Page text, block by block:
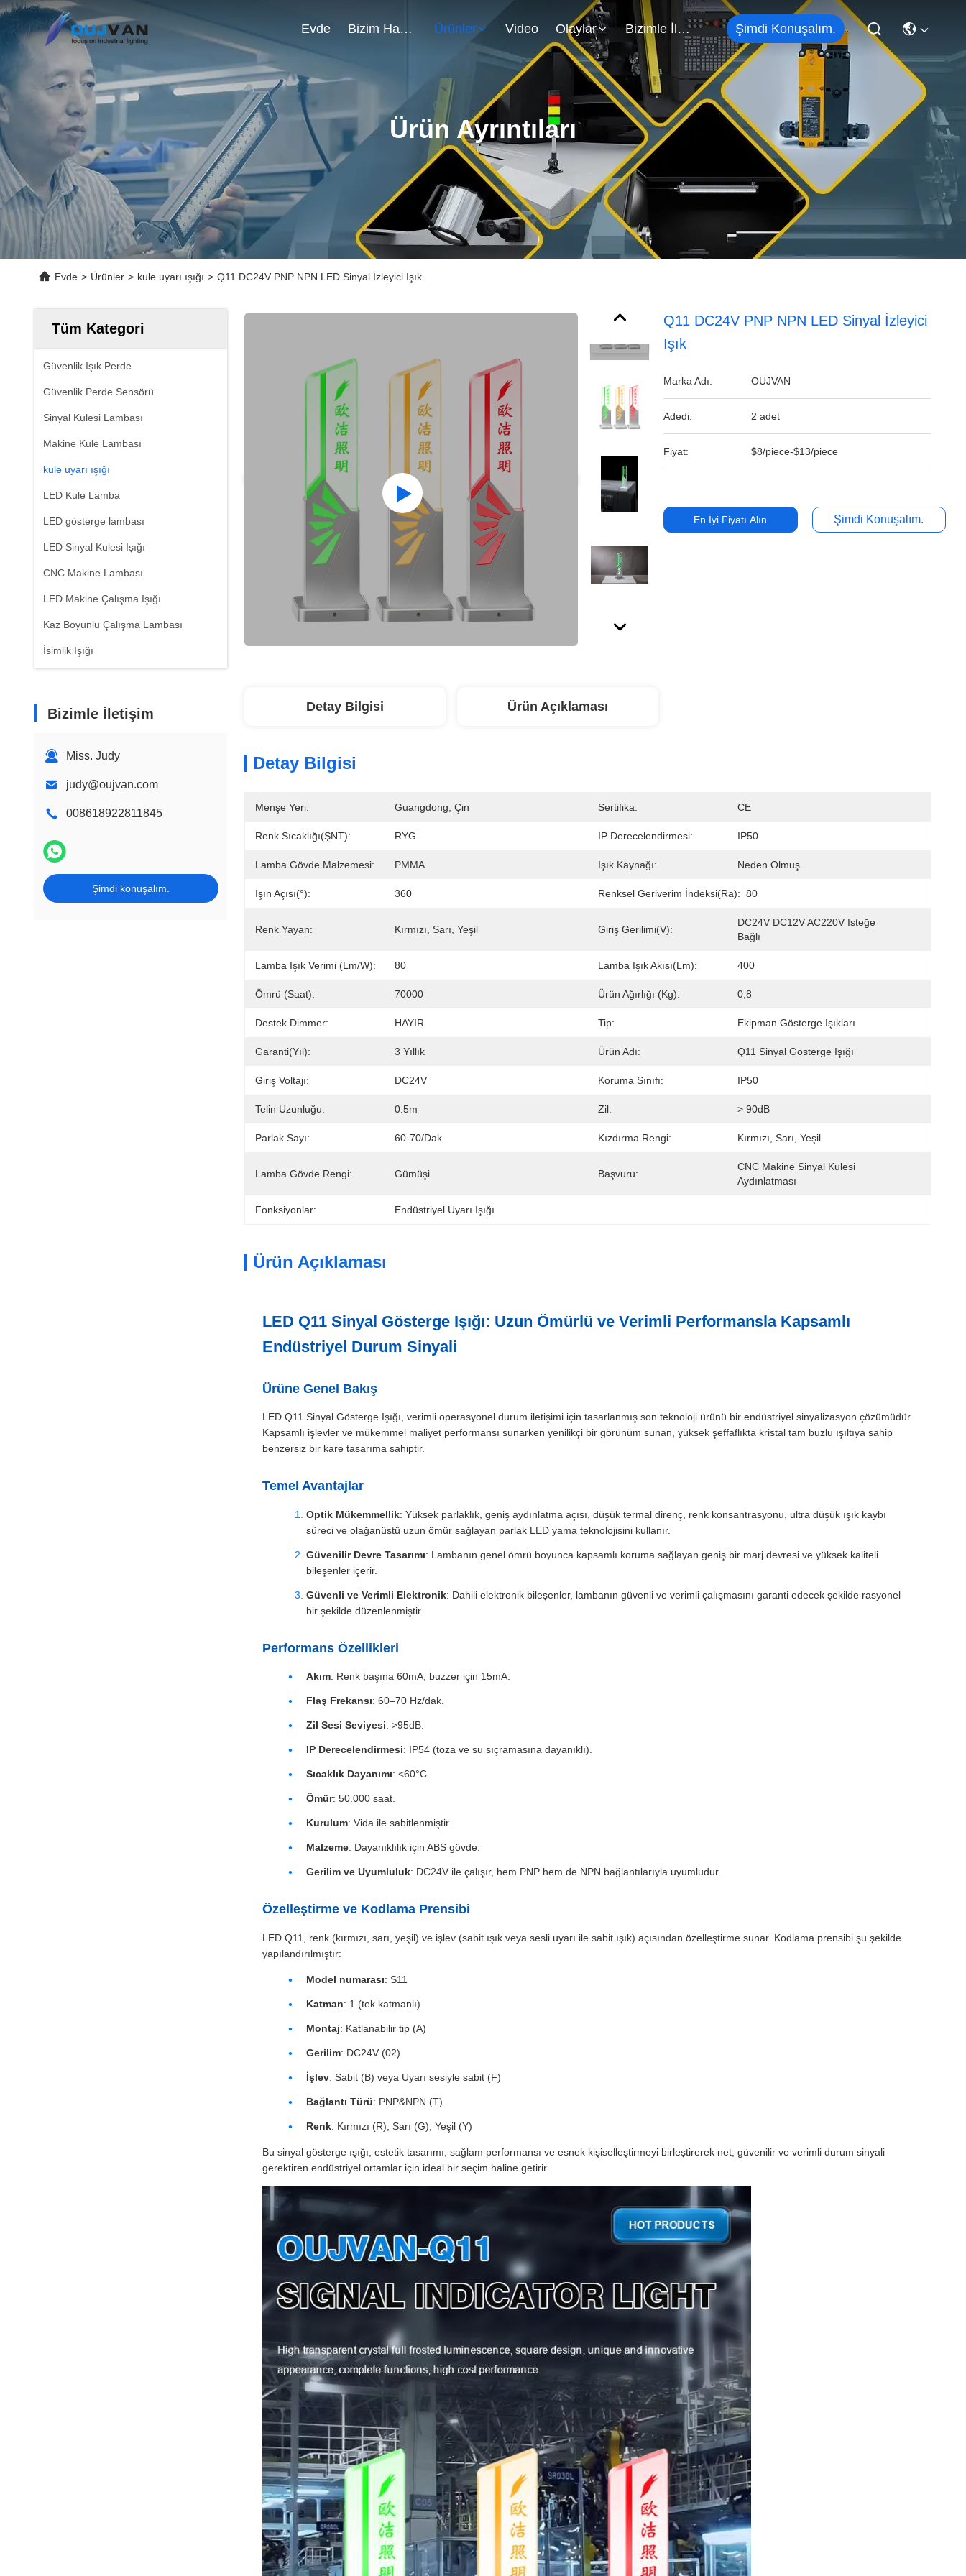
Evde Bizim Hakkımızda Ürünler Video Olaylar Bizimle İletişim Şimdi Konuşalım.
Ürün Ayrıntıları
Evde > Ürünler > kule uyarı ışığı > Q11 DC24V PNP NPN LED Sinyal İzleyici Işık
Tüm Kategori
Güvenlik Işık Perde
Güvenlik Perde Sensörü
Sinyal Kulesi Lambası
Makine Kule Lambası
kule uyarı ışığı
LED Kule Lamba
LED gösterge lambası
LED Sinyal Kulesi Işığı
CNC Makine Lambası
LED Makine Çalışma Işığı
Kaz Boyunlu Çalışma Lambası
İsimlik Işığı
Bizimle İletişim
Miss. Judy
judy@oujvan.com
008618922811845
Şimdi konuşalım.
Q11 DC24V PNP NPN LED Sinyal İzleyici
Işık
Marka Adı: OUJVAN
Adedi: 2 adet
Fiyat: $8/piece-$13/piece
En İyi Fiyatı Alın Şimdi Konuşalım.
Detay Bilgisi Ürün Açıklaması
Detay Bilgisi
Menşe Yeri: Guangdong, Çin Sertifika: CE
Renk Sıcaklığı(ŞNT): RYG IP Derecelendirmesi: IP50
Lamba Gövde Malzemesi: PMMA Işık Kaynağı: Neden Olmuş
Işın Açısı(°): 360 Renksel Geriverim İndeksi(Ra): 80
Renk Yayan: Kırmızı, Sarı, Yeşil Giriş Gerilimi(V):
DC24V DC12V AC220V Isteğe
Bağlı
Lamba Işık Verimi (lm/w): 80 Lamba Işık Akısı(lm): 400
Ömrü (saat): 70000 Ürün Ağırlığı (kg): 0,8
Destek Dimmer: HAYIR Tip: Ekipman Gösterge Işıkları
Garanti(Yıl): 3 Yıllık Ürün Adı: Q11 Sinyal Gösterge Işığı
Giriş Voltajı: DC24V Koruma Sınıfı: IP50
Telin Uzunluğu: 0.5m Zil: > 90dB
Parlak Sayı: 60-70/dak Kızdırma Rengi: Kırmızı, Sarı, Yeşil
Lamba Gövde Rengi: Gümüşi Başvuru:
CNC Makine Sinyal Kulesi
Aydınlatması
Fonksiyonlar: Endüstriyel Uyarı Işığı
Ürün Açıklaması
LED Q11 Sinyal Gösterge Işığı: Uzun Ömürlü ve Verimli Performansla Kapsamlı
Endüstriyel Durum Sinyali
Ürüne Genel Bakış
LED Q11 Sinyal Gösterge Işığı, verimli operasyonel durum iletişimi için tasarlanmış son teknoloji ürünü bir endüstriyel sinyalizasyon çözümüdür.
Kapsamlı işlevler ve mükemmel maliyet performansı sunarken yenilikçi bir görünüm sunan, yüksek şeffaflıkta kristal tam buzlu ışıltıya sahip
benzersiz bir kare tasarıma sahiptir.
Temel Avantajlar
Optik Mükemmellik: Yüksek parlaklık, geniş aydınlatma açısı, düşük termal direnç, renk konsantrasyonu, ultra düşük ışık kaybı
süreci ve olağanüstü uzun ömür sağlayan parlak LED yama teknolojisini kullanır.
Güvenilir Devre Tasarımı: Lambanın genel ömrü boyunca kapsamlı koruma sağlayan geniş bir marj devresi ve yüksek kaliteli
bileşenler içerir.
Güvenli ve Verimli Elektronik: Dahili elektronik bileşenler, lambanın güvenli ve verimli çalışmasını garanti edecek şekilde rasyonel
bir şekilde düzenlenmiştir.
Performans Özellikleri
Akım: Renk başına 60mA, buzzer için 15mA.
Flaş Frekansı: 60–70 Hz/dak.
Zil Sesi Seviyesi: >95dB.
IP Derecelendirmesi: IP54 (toza ve su sıçramasına dayanıklı).
Sıcaklık Dayanımı: <60°C.
Ömür: 50.000 saat.
Kurulum: Vida ile sabitlenmiştir.
Malzeme: Dayanıklılık için ABS gövde.
Gerilim ve Uyumluluk: DC24V ile çalışır, hem PNP hem de NPN bağlantılarıyla uyumludur.
Özelleştirme ve Kodlama Prensibi
LED Q11, renk (kırmızı, sarı, yeşil) ve işlev (sabit ışık veya sesli uyarı ile sabit ışık) açısından özelleştirme sunar. Kodlama prensibi şu şekilde
yapılandırılmıştır:
Model numarası: S11
Katman: 1 (tek katmanlı)
Montaj: Katlanabilir tip (A)
Gerilim: DC24V (02)
İşlev: Sabit (B) veya Uyarı sesiyle sabit (F)
Bağlantı Türü: PNP&NPN (T)
Renk: Kırmızı (R), Sarı (G), Yeşil (Y)
Bu sinyal gösterge ışığı, estetik tasarımı, sağlam performansı ve esnek kişiselleştirmeyi birleştirerek net, güvenilir ve verimli durum sinyali
gerektiren endüstriyel ortamlar için ideal bir seçim haline getirir.